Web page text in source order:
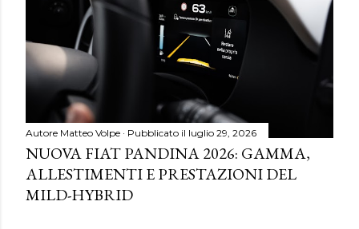
Autore Matteo Volpe Pubblicato il luglio 29, 2026
NUOVA FIAT PANDINA 2026: GAMMA,
ALLESTIMENTI E PRESTAZIONI DEL
MILD-HYBRID